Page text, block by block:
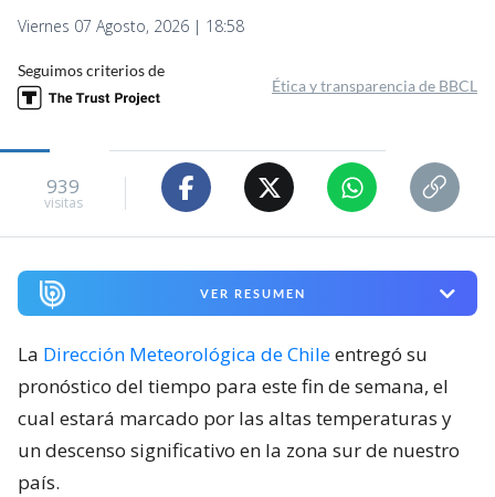
Viernes 07 Agosto, 2026 | 18:58
Seguimos criterios de
Ética y transparencia de BBCL
939
visitas
VER RESUMEN
La Dirección Meteorológica de Chileentregó su
pronóstico del tiempo para este fin de semana, el
cual estará marcado por las altas temperaturas y
un descenso significativo en la zona sur de nuestro
país.